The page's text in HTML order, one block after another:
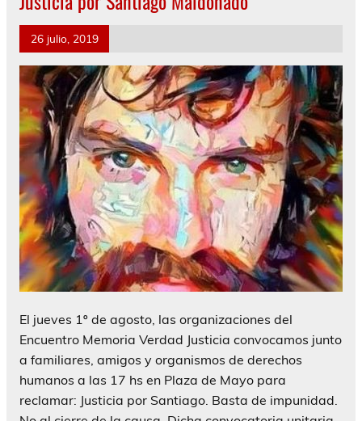
26 julio, 2019
El jueves 1º de agosto, las organizaciones del
Encuentro Memoria Verdad Justicia convocamos junto
a familiares, amigos y organismos de derechos
humanos a las 17 hs en Plaza de Mayo para
reclamar: Justicia por Santiago. Basta de impunidad.